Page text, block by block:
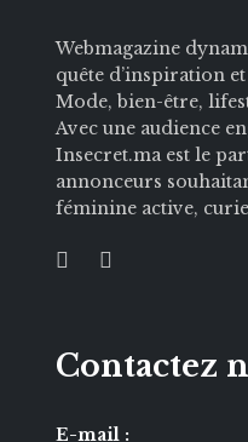
Webmagazine
quête d’inspiration
Mode, bien-être,
Avec une audience
Insecret.ma est le
annonceurs
féminine active,
Contactez
E-mail :